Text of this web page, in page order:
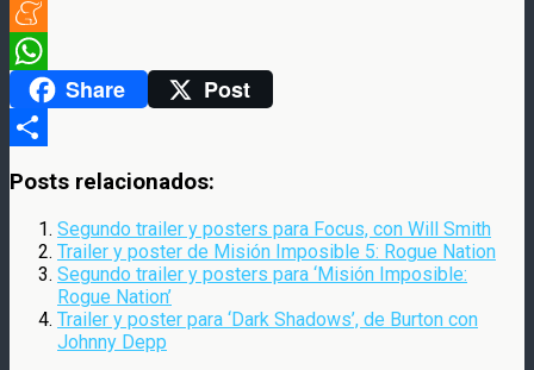
Twitter
Meneame
WhatsAppShare Post
Posts relacionados:
Segundo trailer y posters para Focus, con Will Smith
Trailer y poster de Misión Imposible 5: Rogue Nation
Segundo trailer y posters para ‘Misión Imposible:
Rogue Nation’
Trailer y poster para ‘Dark Shadows’, de Burton con
Johnny Depp